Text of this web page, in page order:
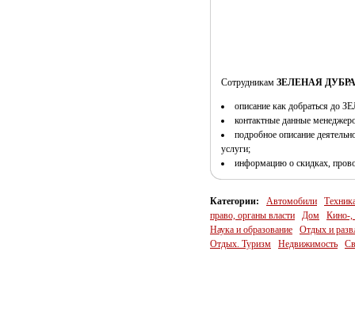
Сотрудникам ЗЕЛЕНАЯ
описание как добраться
контактные данные
подробное описание
услуги;
информацию о скидках,
Категории: Автомобили
право, органы власти
Дом
Кино-,
Наука и образование
Отдых и
Отдых. Туризм
Недвижимость